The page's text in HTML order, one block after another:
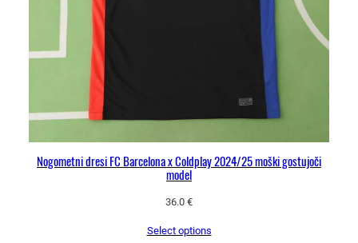
Nogometni dresi FC Barcelona x Coldplay 2024/25 moški gostujoči
model
36.0 €
Select options